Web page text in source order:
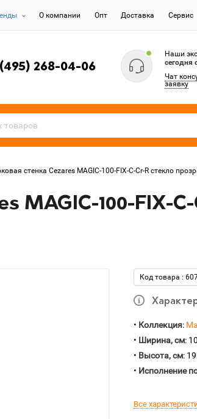
О компании Опт Доставка Сервис
268-04-06
Наши
сегодня
Чат
заявку
стенка Cezares MAGIC-100-FIX-C-Cr-R стекло
MAGIC-100-FIX-
Код товара :
• Коллекция:
• Ширина, см:
• Высота, см:
• Исполнение
Все